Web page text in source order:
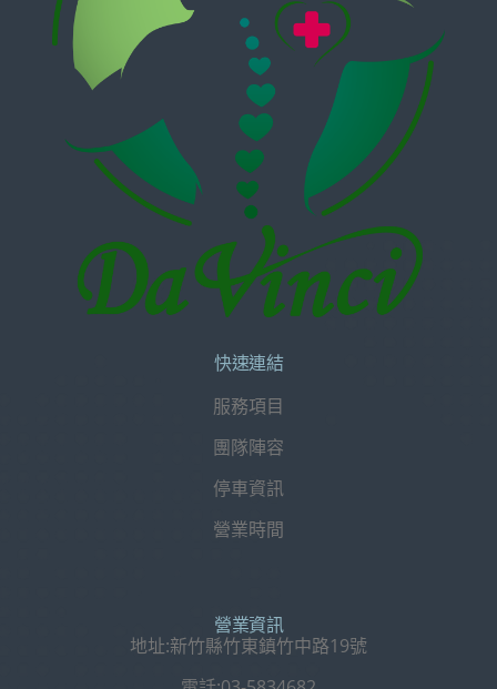
快速連結
服務項目
團隊陣容
停車資訊
營業時間
營業資訊
地址:新竹縣竹東鎮竹中路19號